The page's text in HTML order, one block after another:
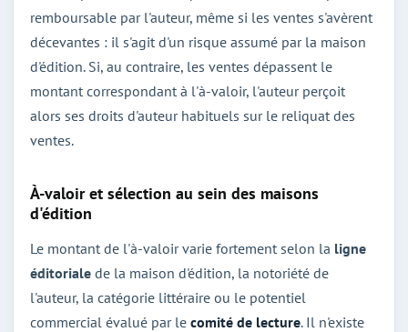
remboursable par l'auteur, même si les ventes s'avèrent
décevantes : il s'agit d'un risque assumé par la maison
d'édition. Si, au contraire, les ventes dépassent le
montant correspondant à l'à-valoir, l'auteur perçoit
alors ses droits d'auteur habituels sur le reliquat des
ventes.
À-valoir et sélection au sein des maisons
d'édition
Le montant de l'à-valoir varie fortement selon la ligne
éditoriale de la maison d'édition, la notoriété de
l'auteur, la catégorie littéraire ou le potentiel
commercial évalué par le comité de lecture. Il n'existe